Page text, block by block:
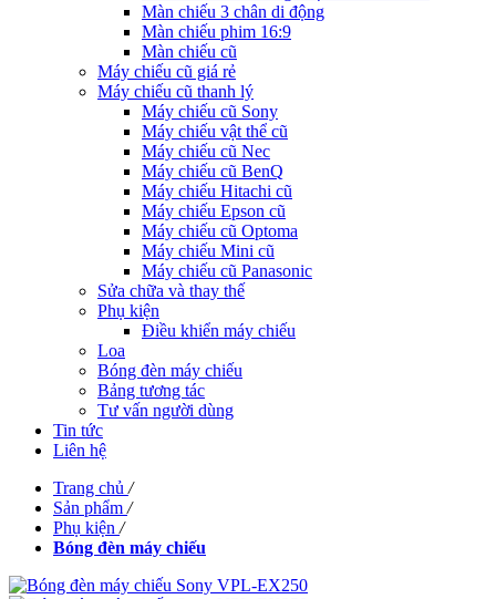
Màn chiếu 3 chân di động
Màn chiếu phim 16:9
Màn chiếu cũ
Máy chiếu cũ giá rẻ
Máy chiếu cũ thanh lý
Máy chiếu cũ Sony
Máy chiếu vật thể cũ
Máy chiếu cũ Nec
Máy chiếu cũ BenQ
Máy chiếu Hitachi cũ
Máy chiếu Epson cũ
Máy chiếu cũ Optoma
Máy chiếu Mini cũ
Máy chiếu cũ Panasonic
Sửa chữa và thay thế
Phụ kiện
Điều khiển máy chiếu
Loa
Bóng đèn máy chiếu
Bảng tương tác
Tư vấn người dùng
Tin tức
Liên hệ
Trang chủ /
Sản phẩm /
Phụ kiện /
Bóng đèn máy chiếu